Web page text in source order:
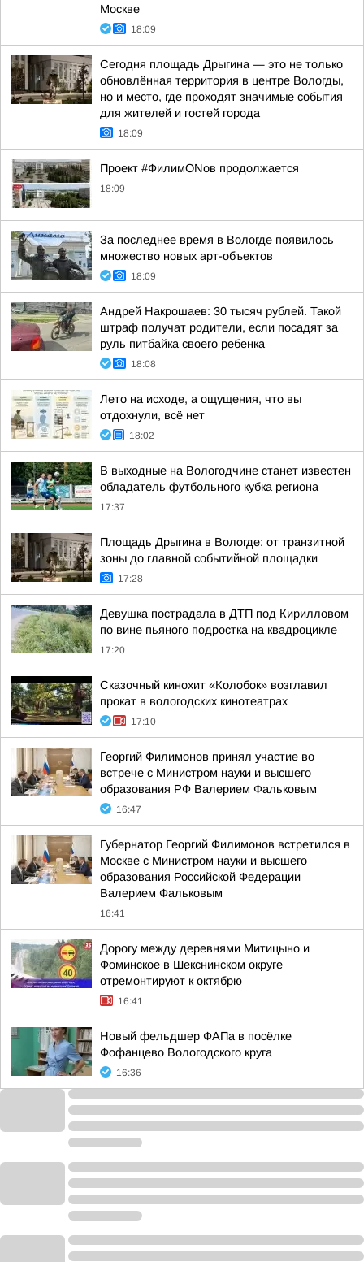
Москве
18:09
Сегодня площадь Дрыгина — это не только
обновлённая территория в центре Вологды,
но и место, где проходят значимые события
для жителей и гостей города
18:09
Проект #ФилимONов продолжается
18:09
За последнее время в Вологде появилось
множество новых арт-объектов
18:09
Андрей Накрошаев: 30 тысяч рублей. Такой
штраф получат родители, если посадят за
руль питбайка своего ребенка
18:08
Лето на исходе, а ощущения, что вы
отдохнули, всё нет
18:02
В выходные на Вологодчине станет известен
обладатель футбольного кубка региона
17:37
Площадь Дрыгина в Вологде: от транзитной
зоны до главной событийной площадки
17:28
Девушка пострадала в ДТП под Кирилловом
по вине пьяного подростка на квадроцикле
17:20
Сказочный кинохит «Колобок» возглавил
прокат в вологодских кинотеатрах
17:10
Георгий Филимонов принял участие во
встрече с Министром науки и высшего
образования РФ Валерием Фальковым
16:47
Губернатор Георгий Филимонов встретился в
Москве с Министром науки и высшего
образования Российской Федерации
Валерием Фальковым
16:41
Дорогу между деревнями Митицыно и
Фоминское в Шекснинском округе
отремонтируют к октябрю
16:41
Новый фельдшер ФАПа в посёлке
Фофанцево Вологодского круга
16:36